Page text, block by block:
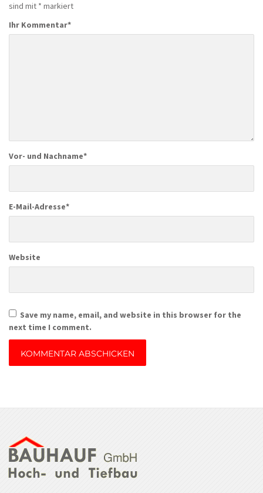
sind mit * markiert
Ihr Kommentar*
Vor- und Nachname*
E-Mail-Adresse*
Website
Save my name, email, and website in this browser for the
next time I comment.